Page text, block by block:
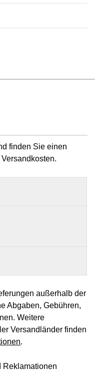
finden Sie einen
außerhalb der
Abgaben, Gebühren,
Weitere
Versandländer finden
.
Reklamationen